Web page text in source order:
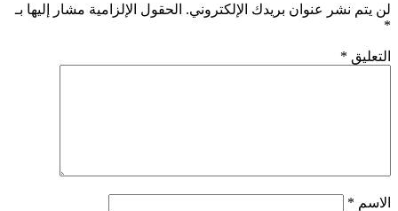
لن يتم نشر عنوان بريدك الإلكتروني. الحقول الإلزامية مشار إليها بـ
*
التعليق *
الاسم *